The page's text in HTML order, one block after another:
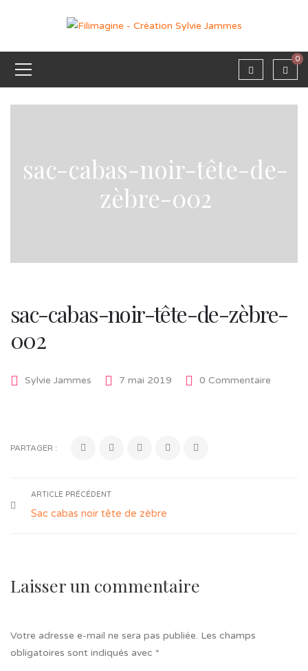
0
sac-cabas-noir-tête-de-
zèbre-002
sac-cabas-noir-tête-de-zèbre-
002
Sylvie Jammes 7 mai 2019 0 Commentaire
PARTAGER :
ARTICLE PRÉCÉDENT
Sac cabas noir tête de zèbre
Laisser un commentaire
Votre adresse e-mail ne sera pas publiée. Les champs
obligatoires sont indiqués avec *